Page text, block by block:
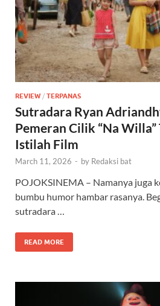
REVIEW / TERPANAS
Sutradara Ryan
Pemeran Cilik “Na
Istilah Film
March 11, 2026 - by Redaksi bat
POJOKSINEMA – Namanya juga
bumbu humor hambar rasanya.
sutradara …
READ MORE